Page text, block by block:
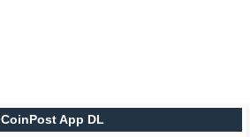
CoinPost App DL